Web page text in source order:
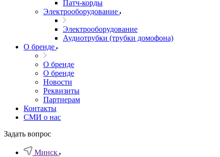
Патч-корды
Электрооборудование
Электрооборудование
Аудиотрубки (трубки домофона)
О бренде
О бренде
О бренде
Новости
Реквизиты
Партнерам
Контакты
СМИ о нас
Задать вопрос
Минск